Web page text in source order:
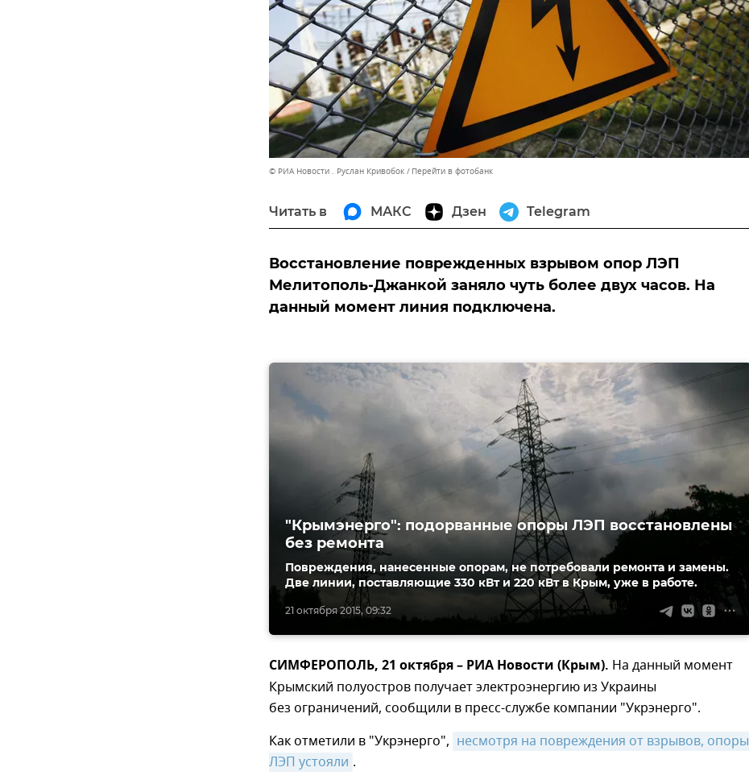
© РИА Новости . Руслан Кривобок Перейти в фотобанк
Читать в МАКС Дзен Telegram
Восстановление поврежденных взрывом опор ЛЭП
Мелитополь-Джанкой заняло чуть более двух часов. На
данный момент линия подключена.
21 октября 2015, 09:32
"Крымэнерго": подорванные опоры ЛЭП восстановлены
без ремонта
Повреждения, нанесенные опорам, не потребовали ремонта и замены.
Две линии, поставляющие 330 кВт и 220 кВт в Крым, уже в работе.
СИМФЕРОПОЛЬ, 21 октября – РИА Новости (Крым). На данный момент
Крымский полуостров получает электроэнергию из Украины
без ограничений, сообщили в пресс-службе компании "Укрэнерго".
Как отметили в "Укрэнерго", несмотря на повреждения от взрывов, опоры
ЛЭП устояли .